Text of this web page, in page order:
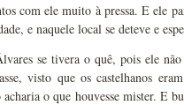
com ele muito à pressa. E ele
e naquele local se deteve e
se tivera o quê, pois ele
visto que os castelhanos
acharia o que houvesse mister. E